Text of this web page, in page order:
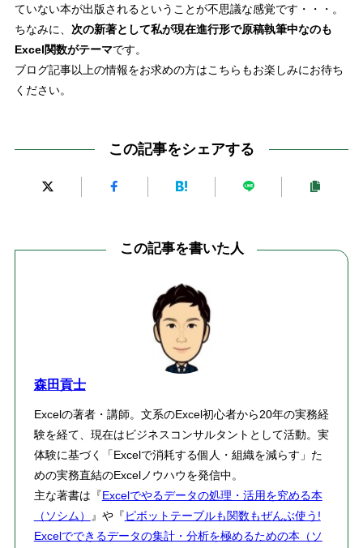
ていない本が出版されるということが不思議な感覚です・・・。
ちなみに、 次の新著として私が現在進行形で原稿執筆中なのも
Excel関数がテーマです。
ブログ記事以上の情報をお求めの方はこちらもお楽しみにお待ち
ください。
この記事をシェアする
この記事を書いた人
森田貢士
Excelの著者・講師。文系のExcel初心者から20年の実務経
験を経て、現在はビジネスコンサルタントとして活動。実
体験に基づく「Excelで消耗する個人・組織を減らす」た
めの実務直結のExcelノウハウを発信中。
主な著書は『Excelでやるデータの処理・活用を究める本
（ソシム）
』や『ピボットテーブルも関数もぜんぶ使う!
Excelでできるデータの集計・分析を極めるための本（ソ